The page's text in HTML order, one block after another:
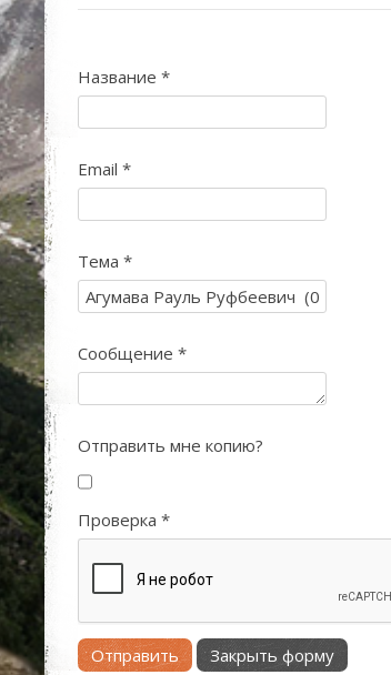
Название *
Email *
Тема *
Сообщение *
Отправить мне копию?
Проверка *
Отправить Закрыть форму